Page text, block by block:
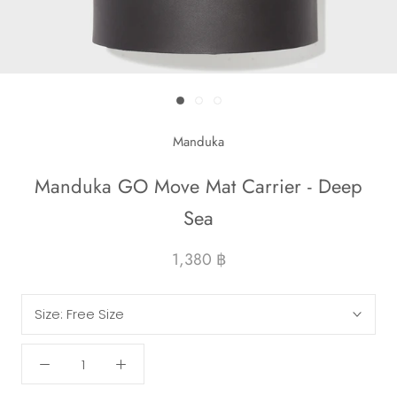
Manduka
Manduka GO Move Mat Carrier - Deep
Sea
1,380 ฿
Size: Free Size